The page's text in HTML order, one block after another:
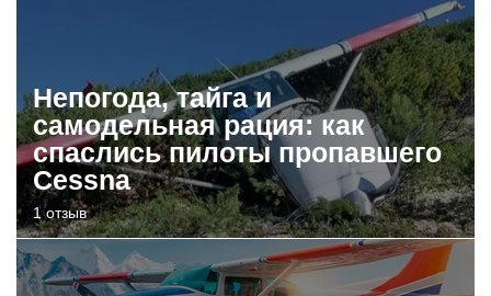
Непогода, тайга и
самодельная рация: как
спаслись пилоты пропавшего
Cessna
1 отзыв